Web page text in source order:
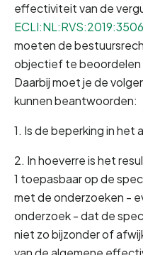
effectiviteit van de
ECLI:NL:RVS:2019:3506
moeten de
objectief te beoordelen
Daarbij moet je de
kunnen beantwoorden:
1. Is de beperking in
2. In hoeverre is het
1 toepasbaar op de
met de onderzoeken -
onderzoek - dat de
niet zo bijzonder of